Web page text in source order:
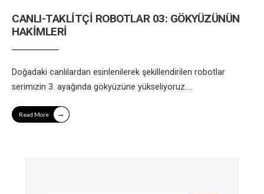
CANLI-TAKLİTÇİ ROBOTLAR 03: GÖKYÜZÜNÜN
HAKİMLERİ
Doğadaki canlılardan esinlenilerek şekillendirilen robotlar
serimizin 3. ayağında gökyüzüne yükseliyoruz....
Read More →